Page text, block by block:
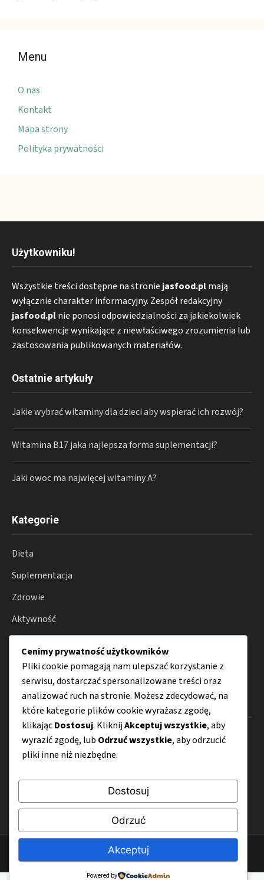
Menu
O nas
Kontakt
Mapa strony
Polityka prywatności
Użytkowniku!
Wszystkie treści dostępne na stronie jasfood.plmają
wyłącznie charakter informacyjny. Zespół redakcyjny
jasfood.plnie ponosi odpowiedzialności za jakiekolwiek
konsekwencje wynikające z niewłaściwego zrozumienia lub
zastosowania publikowanych materiałów.
Ostatnie artykuły
Jakie wybrać witaminy dla dzieci aby wspierać ich rozwój?
Witamina B17 jaka najlepsza forma suplementacji?
Jaki owoc ma najwięcej witaminy A?
Kategorie
Dieta
Suplementacja
Zdrowie
Aktywność
Porady
Menu
O nas
Kontakt
Mapa strony
Polityka prywatności
© 2026 jasfood.pl
Cenimy prywatność użytkowników
Pliki cookie pomagają nam ulepszać korzystanie z
serwisu, dostarczać spersonalizowane treści oraz
analizować ruch na stronie. Możesz zdecydować, na
które kategorie plików cookie wyrażasz zgodę,
klikającDostosuj. KliknijAkceptuj wszystkie, aby
wyrazić zgodę, lub Odrzuć wszystkie, aby odrzucić
pliki inne niż niezbędne.
Dostosuj
Odrzuć
Akceptuj
Powered by